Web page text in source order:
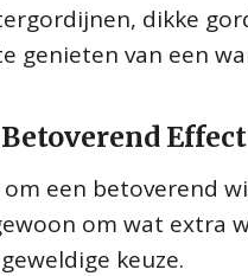
dikke
van een
Effect
een betoverend
om wat extra
keuze.